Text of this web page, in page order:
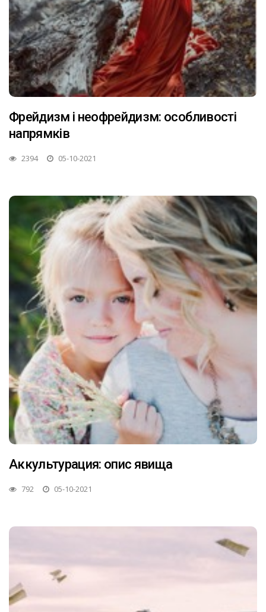
Фрейдизм і неофрейдизм: особливості
напрямків
2394 05-10-2021
Аккультурация: опис явища
792 05-10-2021